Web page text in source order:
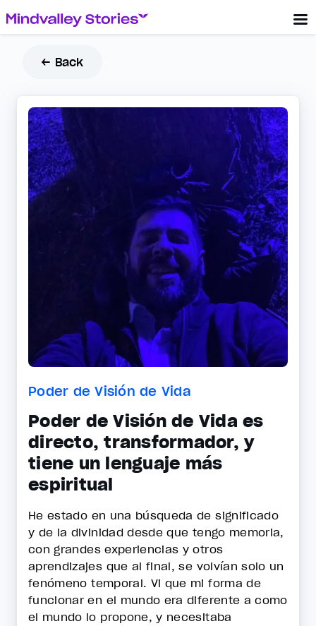
← Back
Poder de Visión de Vida
Poder de Visión de Vida es
directo, transformador, y
tiene un lenguaje más
espiritual
He estado en una búsqueda de significado
y de la divinidad desde que tengo memoria,
con grandes experiencias y otros
aprendizajes que al final, se volvían solo un
fenómeno temporal. Vi que mi forma de
funcionar en el mundo era diferente a como
el mundo lo propone, y necesitaba